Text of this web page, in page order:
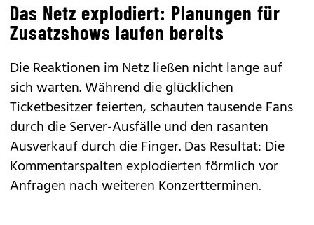
Das Netz explodiert: Planungen für
Zusatzshows laufen bereits
Die Reaktionen im Netz ließen nicht lange auf
sich warten. Während die glücklichen
Ticketbesitzer feierten, schauten tausende Fans
durch die Server-Ausfälle und den rasanten
Ausverkauf durch die Finger. Das Resultat: Die
Kommentarspalten explodierten förmlich vor
Anfragen nach weiteren Konzertterminen.